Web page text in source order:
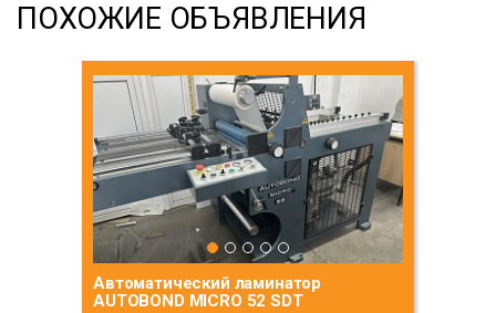
ПОХОЖИЕ ОБЪЯВЛЕНИЯ
Автоматический ламинатор
AUTOBOND MICRO 52 SDT